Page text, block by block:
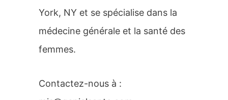
York, NY et se spécialise dans la
médecine générale et la santé des
femmes.
Contactez-nous à :